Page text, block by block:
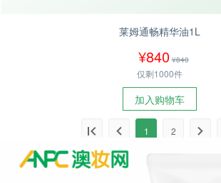
莱姆通畅精华油1L
¥840 ¥840
仅剩1000件
加入购物车
1 2